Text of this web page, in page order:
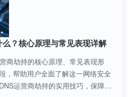
？核心原理与常见表现详解
商劫持的核心原理、常见表现形
，帮助用户全面了解这一网络安全
运营商劫持的实用技巧，保障网